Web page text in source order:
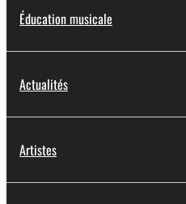
Éducation musicale
Actualités
Artistes